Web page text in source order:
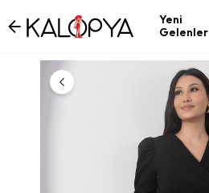
Yeni
Gelenler